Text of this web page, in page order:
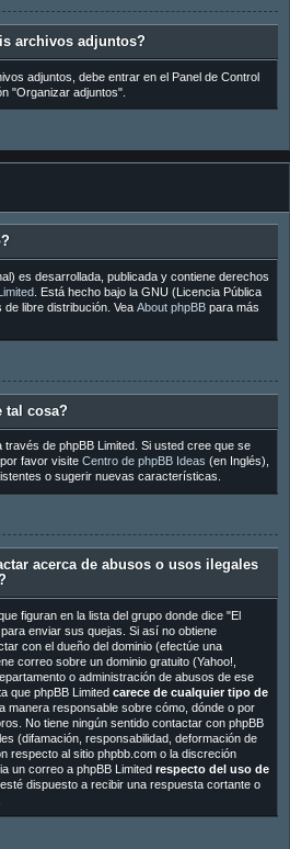
archivos adjuntos?
adjuntos, debe entrar en el Panel de Control
"Organizar adjuntos".
es desarrollada, publicada y contiene derechos
. Está hecho bajo la GNU (Licencia Pública
libre distribución. Vea About phpBBpara más
tal cosa?
de phpBB Limited. Si usted cree que se
favor visite Centro de phpBB Ideas (en Inglés),
o sugerir nuevas características.
acerca de abusos o usos ilegales
figuran en la lista del grupo donde dice "El
enviar sus quejas. Si así no obtiene
con el dueño del dominio (efectúe una
correo sobre un dominio gratuito (Yahoo!,
o administración de abusos de ese
que phpBB Limited carece de cualquier tipo de
manera responsable sobre cómo, dónde o por
No tiene ningún sentido contactar con phpBB
(difamación, responsabilidad, deformación de
respecto al sitio phpbb.com o la discreción
un correo a phpBB Limited respecto del uso de
dispuesto a recibir una respuesta cortante o